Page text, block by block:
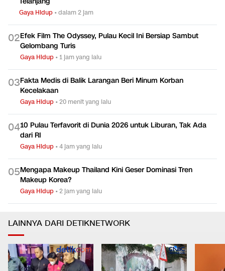
TERPOPULER
01Restoran Ini Tawarkan Pengalaman Makan Steak Sambil
Telanjang
Gaya Hidup•dalam 2 jam
02Efek Film The Odyssey, Pulau Kecil Ini Bersiap Sambut
Gelombang Turis
Gaya Hidup • 1 jam yang lalu
03Fakta Medis di Balik Larangan Beri Minum Korban
Kecelakaan
Gaya Hidup •20 menit yang lalu
0410 Pulau Terfavorit di Dunia 2026 untuk Liburan, Tak Ada
dari RI
Gaya Hidup • 4 jam yang lalu
05
Makeup Korea?
Gaya Hidup